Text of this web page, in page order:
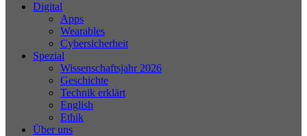
Digital
Apps
Wearables
Cybersicherheit
Spezial
Wissenschaftsjahr 2026
Geschichte
Technik erklärt
English
Ethik
Über uns